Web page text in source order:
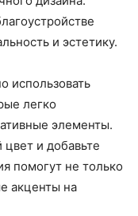
и эстетику.
использовать
легко
элементы.
и добавьте
помогут не только
акценты на